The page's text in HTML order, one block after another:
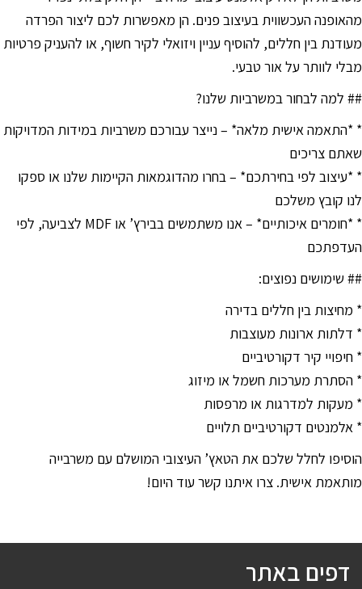
לאפס
cached
מהאופנה העכשווית בעיצוב פנים. הן מאפשרות לכם ליצור הפרדה
מעודנת בין חללים, להוסיף עניין ויזואלי לקיר חשוף, או להעניק פרטיות
מבלי לוותר על אור טבעי.
## למה לבחור במשרביות שלנו?
* *התאמה אישית מלאה* – נייצר עבורכם משרביות במידות המדויקות
שאתם צריכים
* *עיצוב לפי בחירתכם* – בחרו מהדוגמאות הקיימות שלנו או ספקו
לנו קובץ משלכם
* *חומרים איכותיים* – אנו משתמשים בבירץ’ או MDF לצביעה, לפי
העדפתכם
## שימושים נפוצים:
* מחיצות בין חללים בדירה
* דלתות ארונות מעוצבות
* חיפויי קיר דקורטיביים
* הסתרת מערכות חשמל או מיזוג
* מעקות למדרגות או מרפסות
* אלמנטים דקורטיביים תלויים
הוסיפו לחלל שלכם את הטאץ’ העיצובי המושלם עם משרבייה
מותאמת אישית. צרו איתנו קשר עוד היום!
דפים באתר